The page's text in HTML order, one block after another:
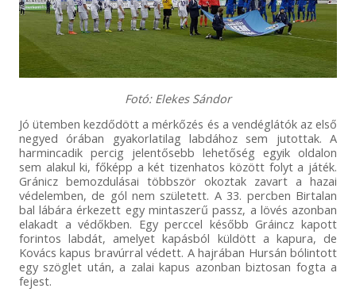
Fotó: Elekes Sándor
Jó ütemben kezdődött a mérkőzés és a vendéglátók az első
negyed órában gyakorlatilag labdához sem jutottak. A
harmincadik percig jelentősebb lehetőség egyik oldalon
sem alakul ki, főképp a két tizenhatos között folyt a játék.
Gránicz bemozdulásai többször okoztak zavart a hazai
védelemben, de gól nem született. A 33. percben Birtalan
bal lábára érkezett egy mintaszerű passz, a lövés azonban
elakadt a védőkben. Egy perccel később Gráincz kapott
forintos labdát, amelyet kapásból küldött a kapura, de
Kovács kapus bravúrral védett. A hajrában Hursán bólintott
egy szöglet után, a zalai kapus azonban biztosan fogta a
fejest.